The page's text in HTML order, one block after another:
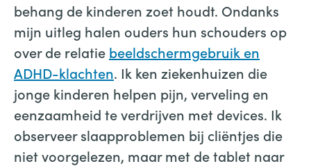
behang de kinderen zoet houdt. Ondanks
mijn uitleg halen ouders hun schouders op
over de relatie beeldschermgebruik en
ADHD-klachten. Ik ken ziekenhuizen die
jonge kinderen helpen pijn, verveling en
eenzaamheid te verdrijven met devices. Ik
observeer slaapproblemen bij cliëntjes die
niet voorgelezen, maar met de tablet naar